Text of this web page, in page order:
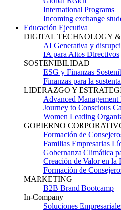
International Programs
Incoming exchange
Educación Ejecutiva
DIGITAL TECHNOLOGY
AI Generativa y
IA para Altos Directivos
SOSTENIBILIDAD
ESG y Finanzas
Finanzas para la
LIDERAZGO Y
Advanced Management
Journey to Conscious
Women Leading
GOBIERNO
Formación de
Familias Empresarias
Gobernanza Climática
Creación de Valor en la
Formación de
MARKETING
B2B Brand Bootcamp
In-Company
Soluciones